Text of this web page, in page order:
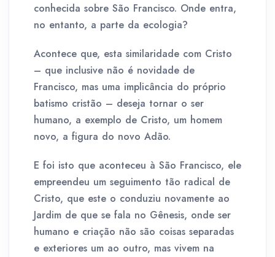
conhecida sobre São Francisco. Onde entra,
no entanto, a parte da ecologia?
Acontece que, esta similaridade com Cristo
– que inclusive não é novidade de
Francisco, mas uma implicância do próprio
batismo cristão – deseja tornar o ser
humano, a exemplo de Cristo, um homem
novo, a figura do novo Adão.
E foi isto que aconteceu à São Francisco, ele
empreendeu um seguimento tão radical de
Cristo, que este o conduziu novamente ao
Jardim de que se fala no Gênesis, onde ser
humano e criação não são coisas separadas
e exteriores um ao outro, mas vivem na